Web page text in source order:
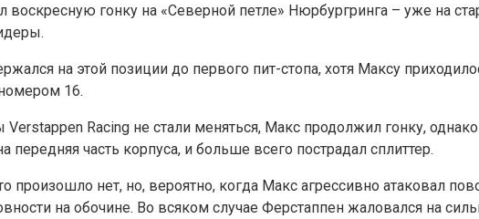
гонку на «Северной петле» Нюрбургринга – уже на
на этой позиции до первого пит-стопа, хотя Максу
16.
Racing не стали меняться, Макс продолжил гонку,
часть корпуса, и больше всего пострадал сплиттер.
произошло нет, но, вероятно, когда Макс агрессивно атаковал
на обочине. Во всяком случае Ферстаппен жаловался на